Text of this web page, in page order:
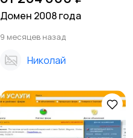
Домен 2008 года
9 месяцев назад
Николай